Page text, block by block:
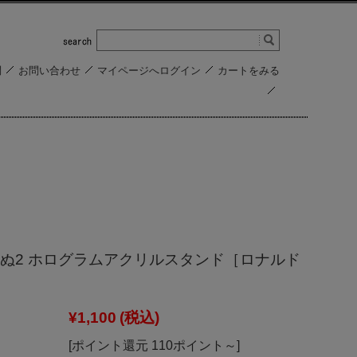
お問い合わせ マイページへログイン カートをみる
2 ホログラムアクリルスタンド［ロナルド
¥1,100 (税込)
[ポイント還元 110ポイント～]